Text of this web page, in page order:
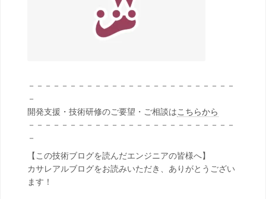
－－－－－－－－－－－－－－－－－－－－－－－－－
－
開発支援・技術研修のご要望・ご相談はこちらから
－－－－－－－－－－－－－－－－－－－－－－－－－
－
【この技術ブログを読んだエンジニアの皆様へ】
カサレアルブログをお読みいただき、ありがとうござい
ます！